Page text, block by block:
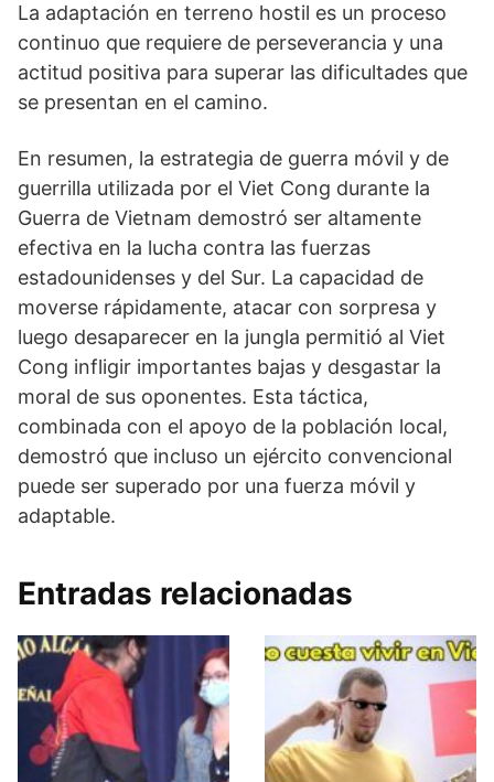
La adaptación en terreno hostil es un proceso
continuo que requiere de perseverancia y una
actitud positiva para superar las dificultades que
se presentan en el camino.
En resumen, la estrategia de guerra móvil y de
guerrilla utilizada por el Viet Cong durante la
Guerra de Vietnam demostró ser altamente
efectiva en la lucha contra las fuerzas
estadounidenses y del Sur. La capacidad de
moverse rápidamente, atacar con sorpresa y
luego desaparecer en la jungla permitió al Viet
Cong infligir importantes bajas y desgastar la
moral de sus oponentes. Esta táctica,
combinada con el apoyo de la población local,
demostró que incluso un ejército convencional
puede ser superado por una fuerza móvil y
adaptable.
Entradas relacionadas